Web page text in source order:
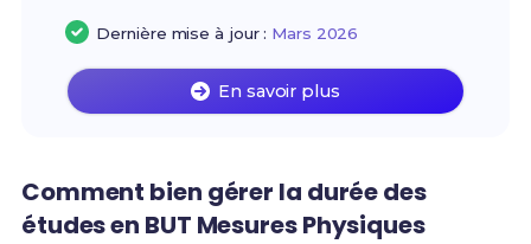
Dernière mise à jour : Mars 2026
En savoir plus
Comment bien gérer la durée des
études en BUT Mesures Physiques